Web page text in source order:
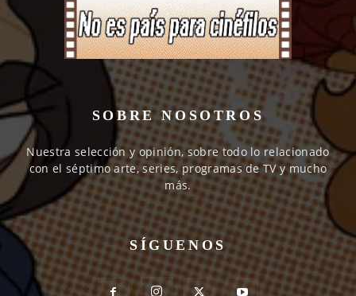
SOBRE NOSOTROS
Nuestra selección y opinión, sobre todo lo relacionado
con el séptimo arte, series, programas de TV y mucho
más.
SÍGUENOS